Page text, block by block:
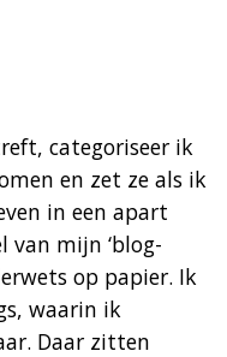
categoriseer ik
en zet ze als ik
in een apart
van mijn ‘blog-
op papier. Ik
waarin ik
Daar zitten